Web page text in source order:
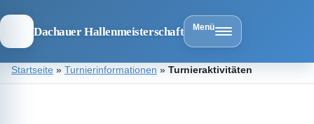
Dachauer Hallenmeisterschaft Menü
ZumStartseite » Turnierinformationen » Turnieraktivitäten